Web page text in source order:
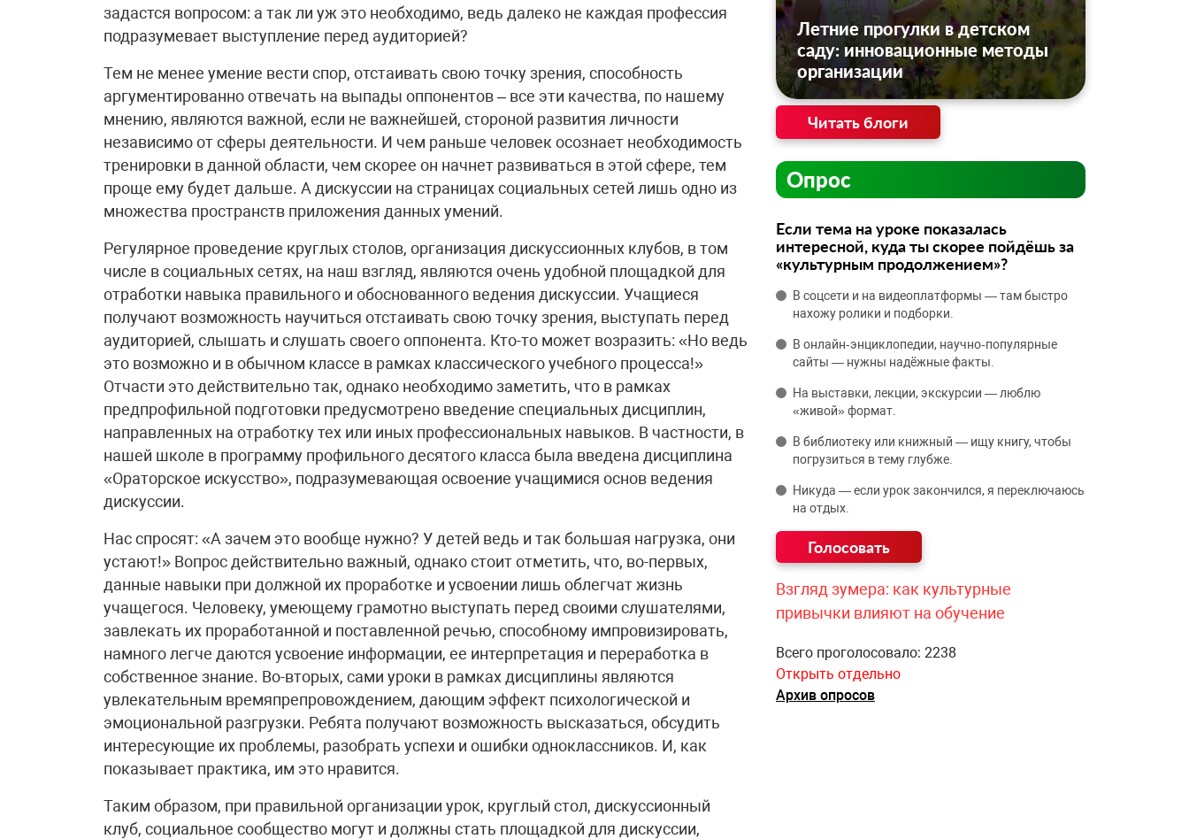
задастся вопросом: а так ли уж это необходимо, ведь далеко не каждая профессия
подразумевает выступление перед аудиторией?
Тем не менее умение вести спор, отстаивать свою точку зрения, способность
аргументированно отвечать на выпады оппонентов – все эти качества, по нашему
мнению, являются важной, если не важнейшей, стороной развития личности
независимо от сферы деятельности. И чем раньше человек осознает необходимость
тренировки в данной области, чем скорее он начнет развиваться в этой сфере, тем
проще ему будет дальше. А дискуссии на страницах социальных сетей лишь одно из
множества пространств приложения данных умений.
Регулярное проведение круглых столов, организация дискуссионных клубов, в том
числе в социальных сетях, на наш взгляд, являются очень удобной площадкой для
отработки навыка правильного и обоснованного ведения дискуссии. Учащиеся
получают возможность научиться отстаивать свою точку зрения, выступать перед
аудиторией, слышать и слушать своего оппонента. Кто-то может возразить: «Но ведь
это возможно и в обычном классе в рамках классического учебного процесса!»
Отчасти это действительно так, однако необходимо заметить, что в рамках
предпрофильной подготовки предусмотрено введение специальных дисциплин,
направленных на отработку тех или иных профессиональных навыков. В частности, в
нашей школе в программу профильного десятого класса была введена дисциплина
«Ораторское искусство», подразумевающая освоение учащимися основ ведения
дискуссии.
Нас спросят: «А зачем это вообще нужно? У детей ведь и так большая нагрузка, они
устают!» Вопрос действительно важный, однако стоит отметить, что, во-первых,
данные навыки при должной их проработке и усвоении лишь облегчат жизнь
учащегося. Человеку, умеющему грамотно выступать перед своими слушателями,
завлекать их проработанной и поставленной речью, способному импровизировать,
намного легче даются усвоение информации, ее интерпретация и переработка в
собственное знание. Во-вторых, сами уроки в рамках дисциплины являются
увлекательным времяпрепровождением, дающим эффект психологической и
эмоциональной разгрузки. Ребята получают возможность высказаться, обсудить
интересующие их проблемы, разобрать успехи и ошибки одноклассников. И, как
показывает практика, им это нравится.
Таким образом, при правильной организации урок, круглый стол, дискуссионный
клуб, социальное сообщество могут и должны стать площадкой для дискуссии,
Летние прогулки в детском
саду: инновационные методы
организации
Читать блоги
Опрос
Если тема на уроке показалась
интересной, куда ты скорее пойдёшь за
«культурным продолжением»?
В соцсети и на видеоплатформы — там быстро
нахожу ролики и подборки.
В онлайн‑энциклопедии, научно‑популярные
сайты — нужны надёжные факты.
На выставки, лекции, экскурсии — люблю
«живой» формат.
В библиотеку или книжный — ищу книгу, чтобы
погрузиться в тему глубже.
Никуда — если урок закончился, я переключаюсь
на отдых.
Взгляд зумера: как культурные
привычки влияют на обучение
Всего проголосовало: 2238
Открыть отдельно
Архив опросов